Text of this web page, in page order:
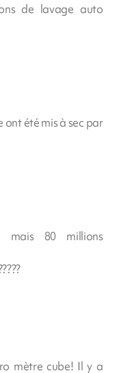
de lavage auto
été mis à sec par
mais 80 millions
mètre cube! Il y a